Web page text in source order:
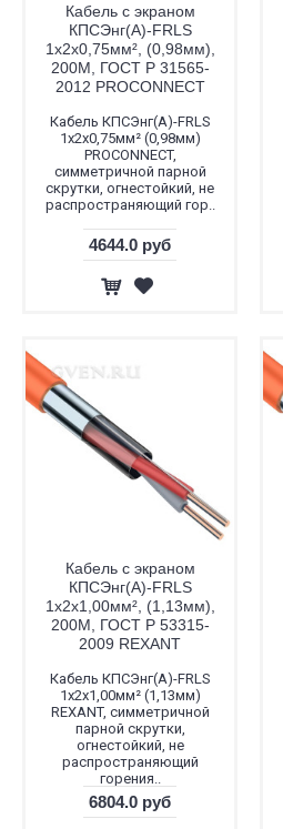
Кабель с экраном
КПСЭнг(А)-FRLS
1x2x0,75мм², (0,98мм),
200М, ГОСТ Р 31565-
2012 PROCONNECT
Кабель КПСЭнг(А)-FRLS
1x2x0,75мм² (0,98мм)
PROCONNECT,
симметричной парной
скрутки, огнестойкий, не
распространяющий гор..
4644.0 руб
Кабель с экраном
КПСЭнг(А)-FRLS
1x2x1,00мм², (1,13мм),
200М, ГОСТ Р 53315-
2009 REXANT
Кабель КПСЭнг(А)-FRLS
1x2x1,00мм² (1,13мм)
REXANT, симметричной
парной скрутки,
огнестойкий, не
распространяющий
горения..
6804.0 руб